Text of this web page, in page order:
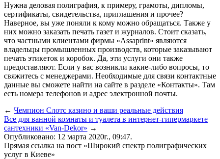
Нужна деловая полиграфия, к примеру, грамоты, дипломы,
сертификаты, свидетельства, приглашения и прочее?
Наверное, вы уже поняли к кому можно обращаться. Также у
них можно заказать печать газет и журналов. Стоит сказать,
что частными клиентами фирмы «Assaprint» являются
владельцы промышленных производств, которые заказывают
печать этикеток и коробок. Да, эти услуги они также
предоставляют. Если у вас возникли какие-либо вопросы, то
свяжитесь с менеджерами. Необходимые для связи контактные
данные вы сможете найти на сайте в разделе «Контакты». Там
есть номера телефонов и адрес электронной почты.
← Чемпион Слотс казино и ваши реальные действия
Все для ванной комнаты и туалета в интернет-гипермаркете
сантехники «Van-Dekor» →
Опубликовано: 12 марта 2020г., 09:47.
Прямая ссылка на пост «Широкий спектр полиграфических
услуг в Киеве»